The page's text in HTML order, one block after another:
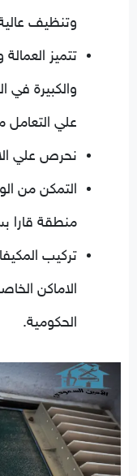
وتنظيف
تتميز العمالة
والكبيرة في
علي التعامل
نحرص علي
التمكن من
منطقة قارا
تركيب
الاماكن
الحكومية.